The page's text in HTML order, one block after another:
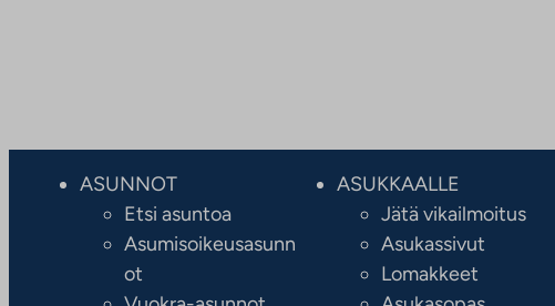
ASUNNOT
Etsi asuntoa
Asumisoikeusasunn
ot
ASUKKAALLE
Jätä vikailmoitus
Asukassivut
Lomakkeet